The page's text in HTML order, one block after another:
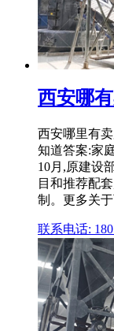
西安哪
西安哪里有
知道答案:家
10月,原建设
目和推荐配
制。更多关
联系电话: 180